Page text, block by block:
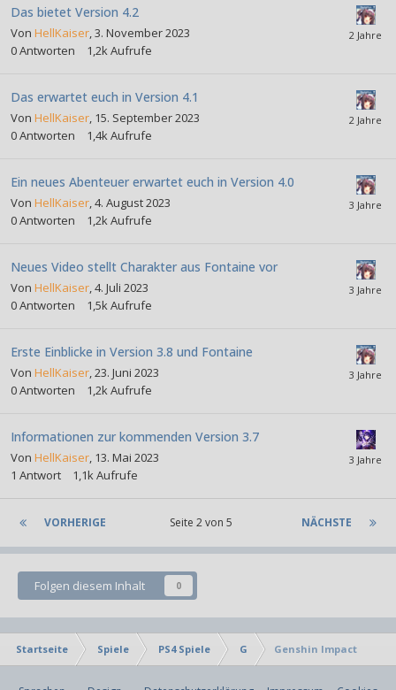
Das bietet Version 4.2
Von HellKaiser,3. November 2023
0Antworten 1,2kAufrufe
Das erwartet euch in Version 4.1
Von HellKaiser, 15. September 2023
0Antworten 1,4kAufrufe
Ein neues Abenteuer erwartet euch in Version 4.0
Von HellKaiser,4. August 2023
0Antworten 1,2kAufrufe
Neues Video stellt Charakter aus Fontaine vor
Von HellKaiser,4. Juli 2023
0Antworten 1,5kAufrufe
Erste Einblicke in Version 3.8 und Fontaine
Von HellKaiser,23. Juni 2023
0Antworten 1,2kAufrufe
Informationen zur kommenden Version 3.7
Von HellKaiser, 13. Mai 2023
1 Antwort 1,1kAufrufe
VORHERIGE NÄCHSTE
Seite 2 von 5
Folgen diesem Inhalt 0
Startseite Spiele PS4 Spiele G Genshin Impact